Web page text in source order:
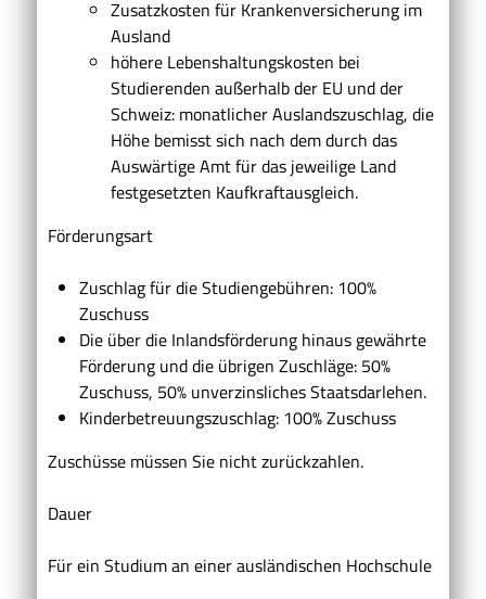
Zusatzkosten für Krankenversicherung im
Ausland
höhere Lebenshaltungskosten bei
Studierenden außerhalb der EU und der
Schweiz: monatlicher Auslandszuschlag, die
Höhe bemisst sich nach dem durch das
Auswärtige Amt für das jeweilige Land
festgesetzten Kaufkraftausgleich.
Förderungsart
Zuschlag für die Studiengebühren: 100%
Zuschuss
Die über die Inlandsförderung hinaus gewährte
Förderung und die übrigen Zuschläge: 50%
Zuschuss, 50% unverzinsliches Staatsdarlehen.
Kinderbetreuungszuschlag: 100% Zuschuss
Zuschüsse müssen Sie nicht zurückzahlen.
Dauer
Für ein Studium an einer ausländischen Hochschule